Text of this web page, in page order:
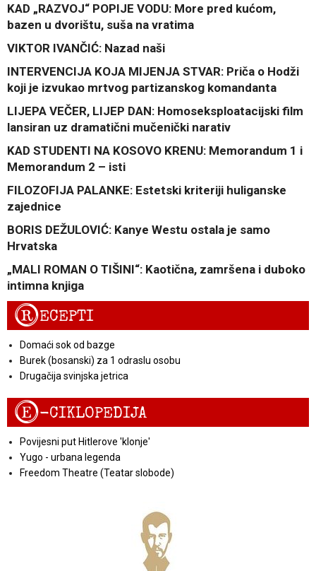
KAD „RAZVOJ“ POPIJE VODU: More pred kućom,
bazen u dvorištu, suša na vratima
VIKTOR IVANČIĆ: Nazad naši
INTERVENCIJA KOJA MIJENJA STVAR: Priča o Hodži
koji je izvukao mrtvog partizanskog komandanta
LIJEPA VEČER, LIJEP DAN: Homoseksploatacijski film
lansiran uz dramatični mučenički narativ
KAD STUDENTI NA KOSOVO KRENU: Memorandum 1 i
Memorandum 2 – isti
FILOZOFIJA PALANKE: Estetski kriteriji huliganske
zajednice
BORIS DEŽULOVIĆ: Kanye Westu ostala je samo
Hrvatska
„MALI ROMAN O TIŠINI“: Kaotična, zamršena i duboko
intimna knjiga
RECEPTI
Domaći sok od bazge
Burek (bosanski) za 1 odraslu osobu
Drugačija svinjska jetrica
E-CIKLOPEDIJA
Povijesni put Hitlerove 'klonje'
Yugo - urbana legenda
Freedom Theatre (Teatar slobode)